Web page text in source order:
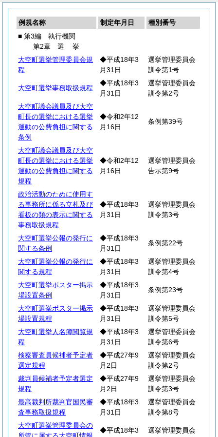
例規名称 制定年月日
種別番号
■ 第3編 執行機関
第2章 選挙
大空町選挙管理委員会規
程
◆平成18年3
月31日
選挙管理委員会
訓令第1号
大空町選挙事務取扱規程
◆平成18年3
月31日
選挙管理委員会
訓令第2号
大空町議会議員及び大空
町長の選挙における選挙
運動の公費負担に関する
条例
◆令和2年12
月16日
条例第39号
大空町議会議員及び大空
町長の選挙における選挙
運動の公費負担に関する
規程
◆令和2年12
月16日
選挙管理委員会
告示第9号
政治活動のために使用す
る事務所に係る立札及び
看板の類の表示に関する
事務取扱規程
◆平成18年3
月31日
選挙管理委員会
訓令第3号
大空町選挙公報の発行に
関する条例
◆平成18年3
月31日
条例第22号
大空町選挙公報の発行に
関する規程
◆平成18年3
月31日
選挙管理委員会
訓令第4号
大空町選挙ポスター掲示
場設置条例
◆平成18年3
月31日
条例第23号
大空町選挙ポスター掲示
場設置規程
◆平成18年3
月31日
選挙管理委員会
訓令第5号
大空町選挙人名簿閲覧規
程
◆平成18年3
月31日
選挙管理委員会
訓令第6号
検察審査員候補者予定者
選定規程
◆平成27年9
月2日
選挙管理委員会
訓令第2号
裁判員候補者予定者選定
規程
◆平成27年9
月2日
選挙管理委員会
訓令第3号
最高裁判所裁判官国民審
査事務取扱規程
◆平成18年3
月31日
選挙管理委員会
訓令第8号
大空町選挙管理委員会の
◆平成18年3
選挙管理委員会